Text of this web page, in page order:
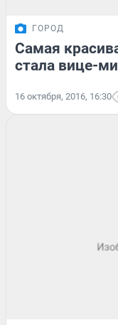
ГОРОД
Самая
стала вице-
16 октября, 2016, 16:30